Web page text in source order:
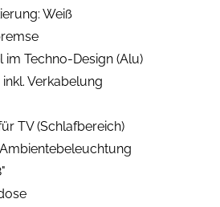
Weiß
Techno-Design (Alu)
Verkabelung
TV (Schlafbereich)